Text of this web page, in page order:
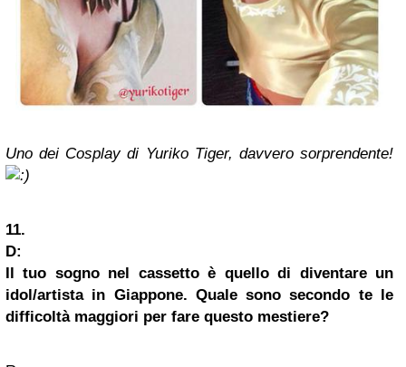
Uno dei Cosplay di Yuriko Tiger, davvero sorprendente!
11.
D:
Il tuo sogno nel cassetto è quello di diventare un
idol/artista in Giappone. Quale sono secondo te le
difficoltà maggiori per fare questo mestiere?